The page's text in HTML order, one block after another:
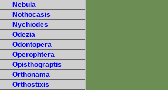
Nebula
Nothocasis
Nychiodes
Odezia
Odontopera
Operophtera
Opisthograptis
Orthonama
Orthostixis